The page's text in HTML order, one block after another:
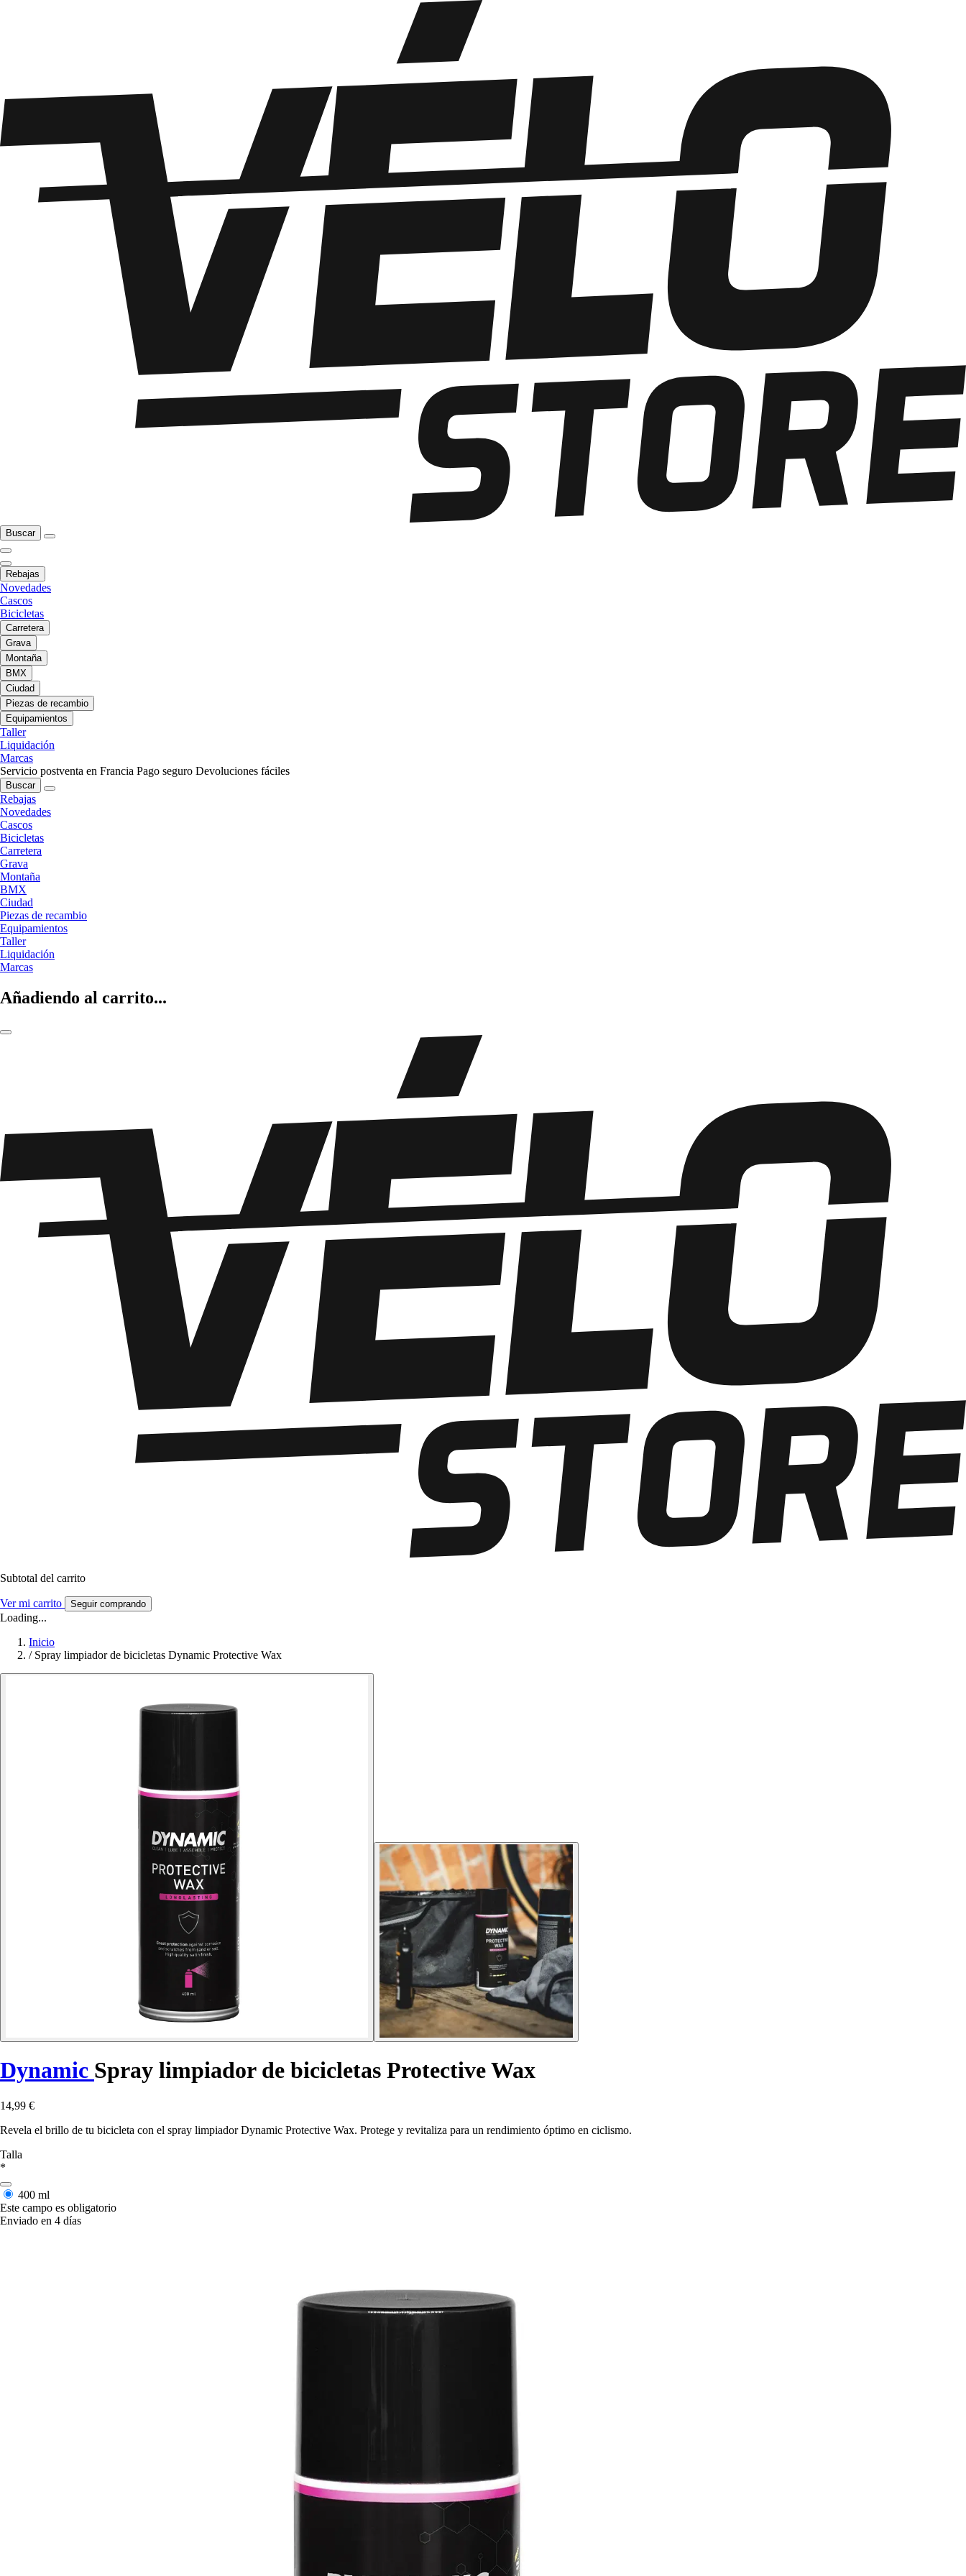
Buscar
Rebajas
Novedades
Cascos
Bicicletas
Carretera
Grava
Montaña
BMX
Ciudad
Piezas de recambio
Equipamientos
Taller
Liquidación
Marcas
Servicio postventa en Francia Pago seguro Devoluciones fáciles
Buscar
Rebajas
Novedades
Cascos
Bicicletas
Carretera
Grava
Montaña
BMX
Ciudad
Piezas de recambio
Equipamientos
Taller
Liquidación
Marcas
Añadiendo al carrito...
Subtotal del carrito
Ver mi carrito Seguir comprando
Loading...
Inicio
/ Spray limpiador de bicicletas Dynamic Protective Wax
Dynamic Spray limpiador de bicicletas Protective Wax
14,99 €
Revela el brillo de tu bicicleta con el spray limpiador Dynamic Protective Wax. Protege y revitaliza para un rendimiento óptimo en ciclismo.
Talla
*
400 ml
Este campo es obligatorio
Enviado en 4 días